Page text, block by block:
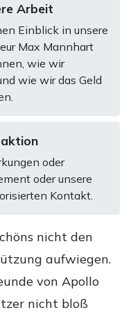
Arbeit
Einblick in unsere
Max Mannhart
wie wir
wie wir das Geld
oder
oder unsere
Kontakt.
nicht den
aufwiegen.
von Apollo
nicht bloß